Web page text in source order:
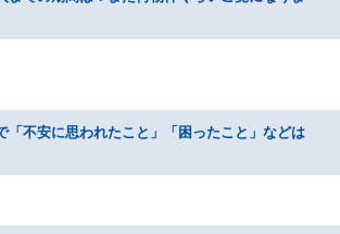
「不安に思われたこと」「困ったこと」などは